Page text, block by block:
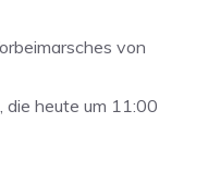
von
die heute um 11:00